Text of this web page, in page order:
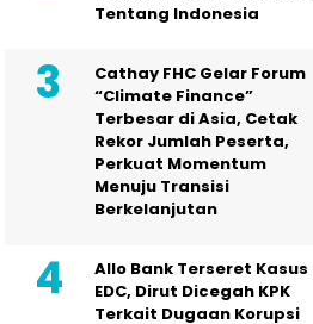
Tentang Indonesia
Cathay FHC Gelar Forum
“Climate Finance”
Terbesar di Asia, Cetak
Rekor Jumlah Peserta,
Perkuat Momentum
Menuju Transisi
Berkelanjutan
Allo Bank Terseret Kasus
EDC, Dirut Dicegah KPK
Terkait Dugaan Korupsi